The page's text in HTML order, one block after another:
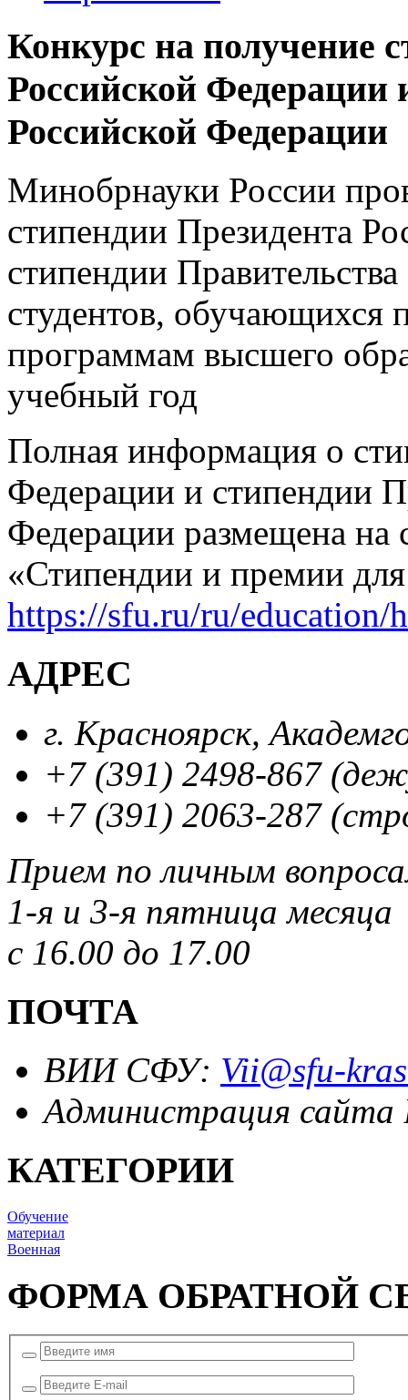
Конкурс на получение
Российской Федерации
Российской Федерации
Минобрнауки России
стипендии Президента
стипендии
студентов, обучающихся
программам высшего
учебный год
Полная информация о
Федерации и стипендии
Федерации размещена на
«Стипендии и премии для
https://sfu.ru/ru/education/
АДРЕС
г. Красноярск,
+7 (391) 2498-867
+7 (391) 2063-287
Прием по личным
1-я и 3-я пятница месяца
с 16.00 до 17.00
ПОЧТА
ВИИ СФУ: Vii@sfu-
Администрация
КАТЕГОРИИ
Обучение
материал
Военная
ФОРМА ОБРАТНОЙ